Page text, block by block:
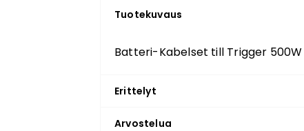
Tuotekuvaus
Batteri-Kabelset till Trigger
Erittelyt
Arvostelua